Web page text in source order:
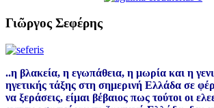
Γιῶργος Σεφέρης
..η βλακεία, η εγωπάθεια, η μωρία και η
ηγετικής τάξης στη σημερινή Ελλάδα σε
να ξεράσεις, είμαι βέβαιος πως τούτοι οι